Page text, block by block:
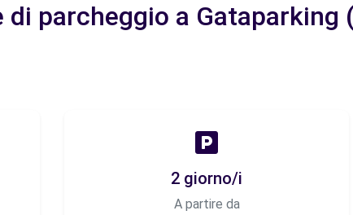
di parcheggio a Gataparking
2 giorno/i
A partire da